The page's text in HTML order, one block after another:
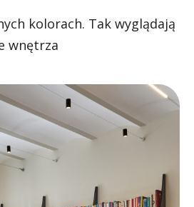
kolorach. Tak wyglądają
wnętrza